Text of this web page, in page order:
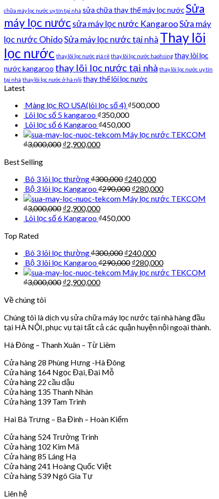
chữa máy lọc nước uy tín tại nhà sửa chữa thay thế máy lọc nướcSửa
máy lọc nướcsửa máy lọc nước KangarooSửa máy
lọc nước OhidoSửa máy lọc nước tại nhà Thay lõi
lọc nước thay lõi lọc nước giá rẻ thay lõi lọc nước haohsing thay lõi lọc
nước kangaroo thay lõi lọc nước tại nhà thay lõi lọc nước uy tín
tại nhà thay lõi lọc nước ở hà nội thay thế lõi lọc nước
Latest
Màng lọc RO USA(lõi lọc số 4) ₫500,000
Lõi lọc số 5 kangaroo ₫350,000
Lõi lọc số 6 Kangaroo ₫450,000
Máy lọc nước TEKCOM
₫3,000,000 ₫2,900,000
Best Selling
Bô 3 lõi lọc thường₫300,000 ₫240,000
Bộ 3 lõi lọc Kangaroo₫290,000 ₫280,000
Máy lọc nước TEKCOM
₫3,000,000 ₫2,900,000
Lõi lọc số 6 Kangaroo ₫450,000
Top Rated
Bô 3 lõi lọc thường₫300,000 ₫240,000
Bộ 3 lõi lọc Kangaroo₫290,000 ₫280,000
Máy lọc nước TEKCOM
₫3,000,000 ₫2,900,000
Về chúng tôi
Chúng tôi là dịch vụ sửa chữa máy lọc nước tại nhà hàng đầu
tại HÀ NỘI, phục vụ tại tất cả các quận huyện nội ngoại thành.
Hà Đông – Thanh Xuân – Từ Liêm
Cửa hàng 28 Phùng Hưng -Hà Đông
Cửa hàng 164 Ngọc Đại, Đại Mỗ
Cửa hàng 22 cầu dậu
Cửa hàng 135 Thanh Nhàn
Cửa hàng 139 Tam Trinh
Hai Bà Trưng – Ba Đình – Hoàn Kiếm
Cửa hàng 524 Trường Trinh
Cửa hàng 102 Kim Mã
Cửa hàng 85 Láng Hạ
Cửa hàng 241 Hoàng Quốc Việt
Cửa hàng 539 Ngô Gia Tự
Liên hệ